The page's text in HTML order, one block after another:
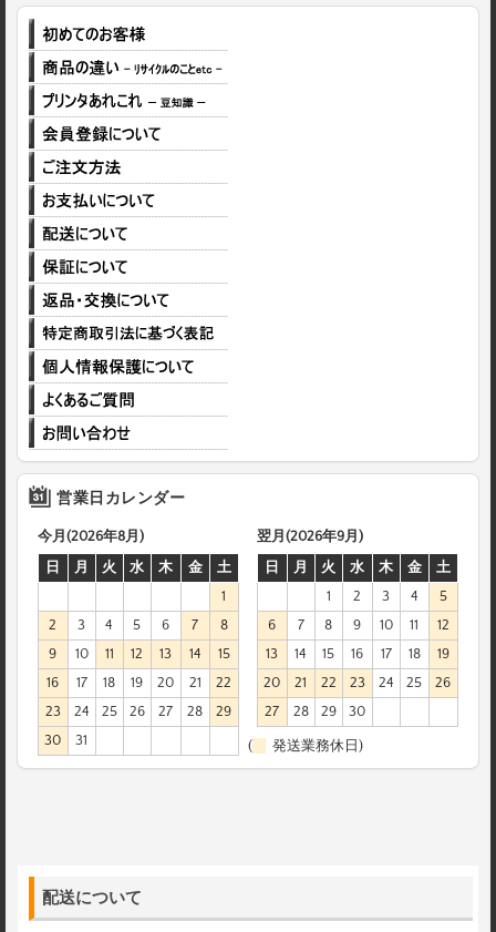
営業日カレンダー
今月(2026年8月)
日
月 火 水 木 金
土
1
2
3 4 5 6 7
8
9
10 11 12 13 14
15
16
17 18 19 20 21
22
23
24 25 26 27 28
29
30
31
翌月(2026年9月)
日
月 火 水 木 金
土
1
2 3 4
5
6
7 8 9 10 11
12
13
14 15 16 17 18
19
20
21 22 23 24 25
26
27
28 29 30
( 発送業務休日)
配送について